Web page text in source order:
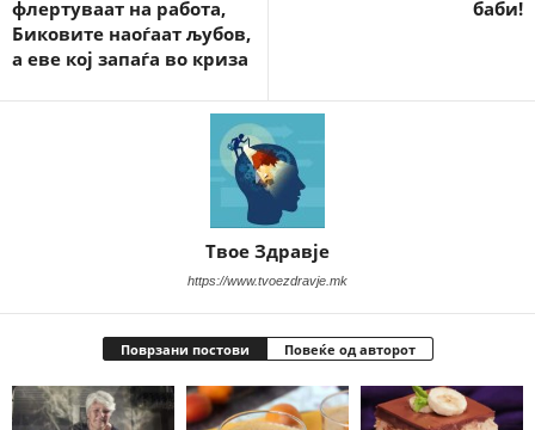
флертуваат на работа,
Биковите наоѓаат љубов,
а еве кој запаѓа во криза
баби!
Твое Здравје
https://www.tvoezdravje.mk
Поврзани постови Повеќе од авторот